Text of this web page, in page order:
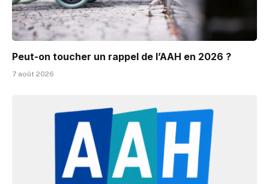
Peut-on toucher un rappel de l’AAH en 2026 ?
7 août 2026